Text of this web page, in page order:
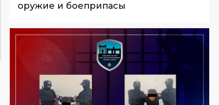
оружие и боеприпасы